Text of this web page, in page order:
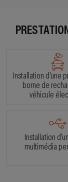
MONCH'ELEC
439 rue andré godin,
En savoir plus
À 27.2 km km
24 rue pierre
En savoir
Installation d'une
borne de
véhicule
Installation
multimédia